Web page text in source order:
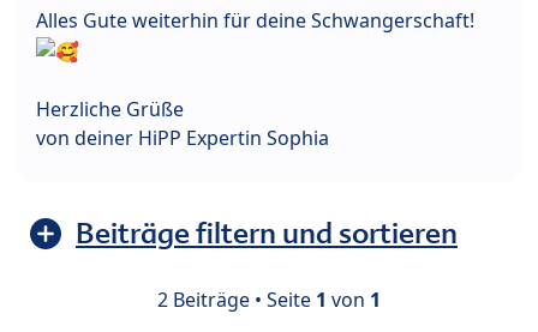
Alles Gute weiterhin für deine Schwangerschaft!
Herzliche Grüße
von deiner HiPP Expertin Sophia
Beiträge filtern und sortieren
2 Beiträge • Seite 1 von 1